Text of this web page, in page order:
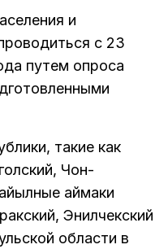
и
с 23
путем опроса
такие как
Чон-
аймаки
Энилчекский
области в